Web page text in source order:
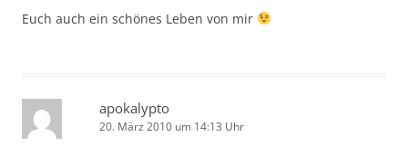
Euch auch ein schönes Leben von mir
apokalypto
20. März 2010 um 14:13 Uhr